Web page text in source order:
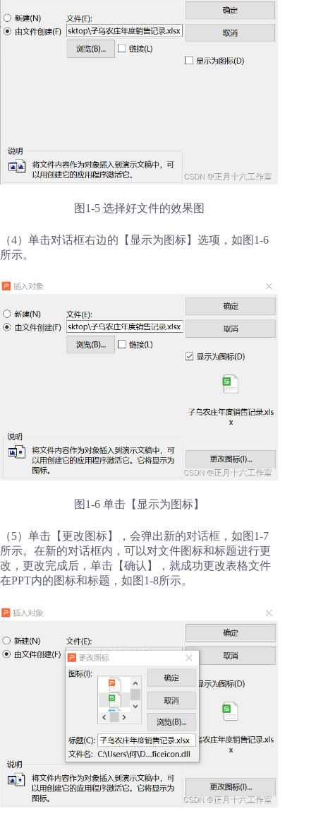
图1-5 选择好文件的效果图
（4）单击对话框右边的【显示为图标】选项，如图1-6
所示。
图1-6 单击【显示为图标】
（5）单击【更改图标】，会弹出新的对话框，如图1-7
所示。在新的对话框内，可以对文件图标和标题进行更
改，更改完成后，单击【确认】，就成功更改表格文件
在PPT内的图标和标题，如图1-8所示。